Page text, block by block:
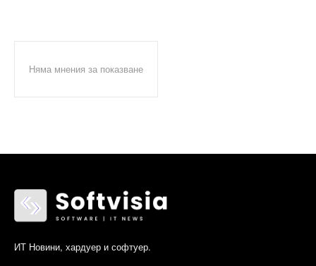
Няма мнения за показване
ИТ Новини, хардуер и софтуер.